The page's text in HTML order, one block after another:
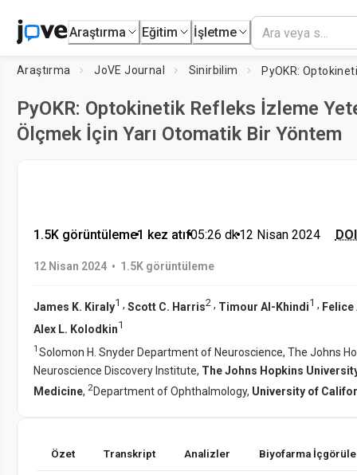
Araştırma Eğitim İşletme
Araştırma JoVE Journal Sinirbilim
PyOKR: Optokinetik Refleks İzleme
Ölçmek İçin Yarı Otomatik Bir Yöntem
1.5K görüntüleme•1 kez atıf•05:26 dk•12 Nisan 2024
12 Nisan 2024 • 1.5K görüntüleme
James K. Kiraly1 , Scott C. Harris2 , Timour Al-Khindi1 , Felice
Alex L. Kolodkin1
1 Solomon H. Snyder Department of Neuroscience, The Johns
Neuroscience Discovery Institute, The Johns Hopkins
Medicine, 2Department of Ophthalmology, University of
Özet Transkript Analizler Biyofarma